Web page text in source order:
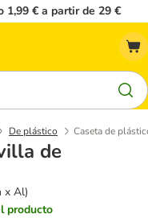
1,99 € a partir de 29 €
De plástico Caseta de
de
x Al)
producto